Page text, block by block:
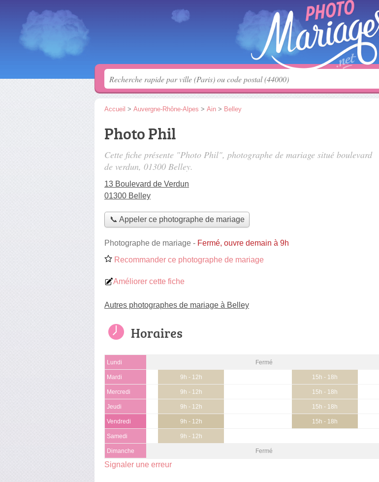
Accueil > Auvergne-Rhône-Alpes > Ain > Belley
Photo Phil
Cette fiche présente "Photo Phil", photographe de mariage situé boulevard
de verdun, 01300 Belley.
13 Boulevard de Verdun
01300 Belley
📞 Appeler ce photographe de mariage
Photographe de mariage - Fermé, ouvre demain à 9h
Recommander ce photographe de mariage
Améliorer cette fiche
Autres photographes de mariage à Belley
Horaires
Lundi Fermé
Mardi 9h - 12h 15h - 18h
Mercredi 9h - 12h 15h - 18h
Jeudi 9h - 12h 15h - 18h
Vendredi 9h - 12h 15h - 18h
Samedi 9h - 12h
Dimanche Fermé
Signaler une erreur